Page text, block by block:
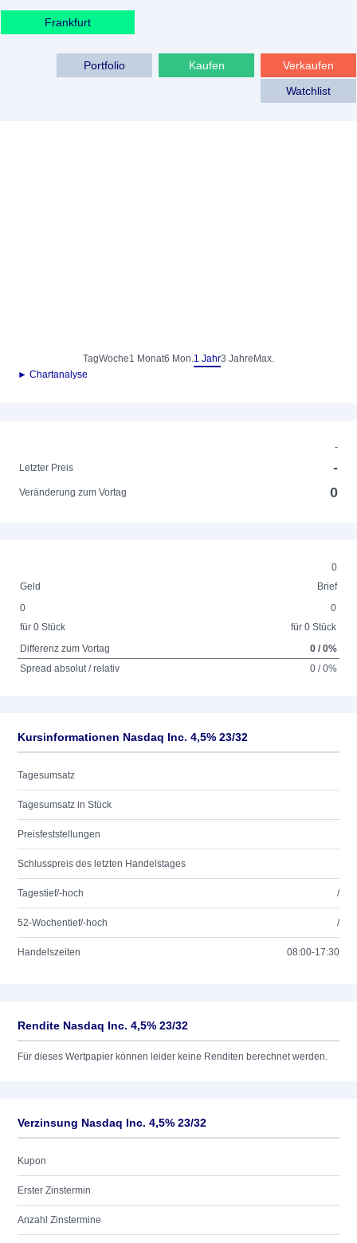
Frankfurt
Verkaufen
Kaufen
Portfolio
Watchlist
TagWoche1 Monat6 Mon.1 Jahr3 Jahre Max.
► Chartanalyse
-
Letzter Preis
-
Veränderung zum Vortag 0
0
Geld
Brief
0
für 0 Stück
0
für 0 Stück
Differenz zum Vortag
0 / 0%
Spread absolut / relativ
0 / 0%
Kursinformationen Nasdaq Inc. 4,5% 23/32
Tagesumsatz
Tagesumsatz in Stück
Preisfeststellungen
Schlusspreis des letzten Handelstages
Tagestief/-hoch /
52-Wochentief/-hoch /
Handelszeiten 08:00-17:30
Rendite Nasdaq Inc. 4,5% 23/32
Für dieses Wertpapier können leider keine Renditen berechnet werden.
Verzinsung Nasdaq Inc. 4,5% 23/32
Kupon
Erster Zinstermin
Anzahl Zinstermine